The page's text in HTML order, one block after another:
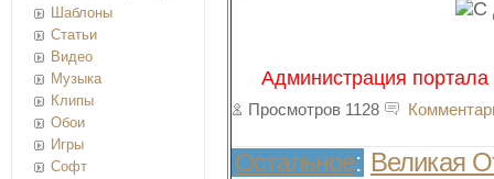
Администрация
Просмотров 1128
Остальное: Великая
Шаблоны
Статьи
Видео
Музыка
Клипы
Обои
Игры
Софт